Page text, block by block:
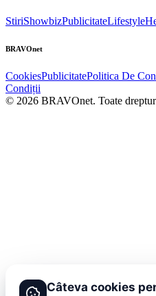
StiriShowbizPublicitateLifestyle
BRAVOnet
CookiesPublicitatePolitica De
Condiții
© 2026 BRAVOnet. Toate
Câteva cookies